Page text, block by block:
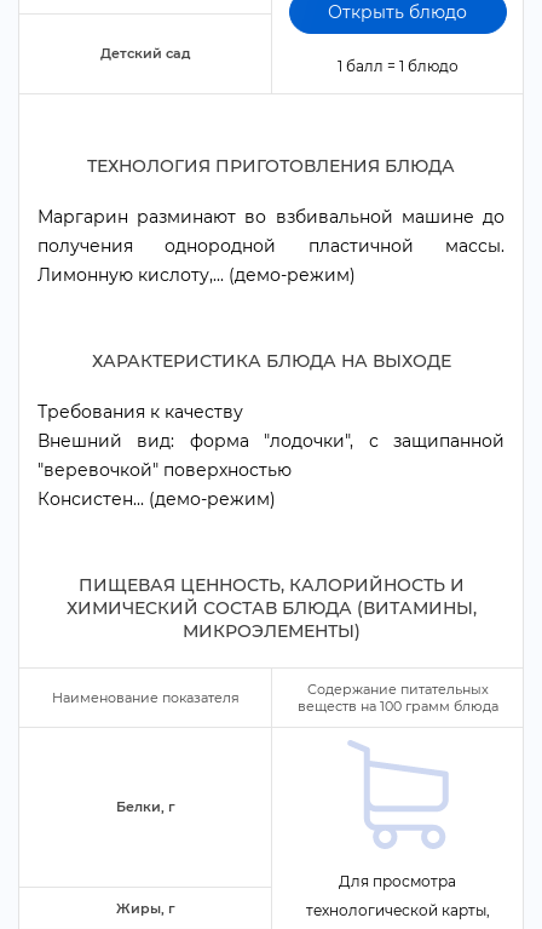
Открыть блюдо
1 балл = 1 блюдо
Детский сад
ТЕХНОЛОГИЯ ПРИГОТОВЛЕНИЯ БЛЮДА
Маргарин разминают во взбивальной машине до
получения однородной пластичной массы.
Лимонную кислоту,... (демо-режим)
ХАРАКТЕРИСТИКА БЛЮДА НА ВЫХОДЕ
Требования к качеству
нешний вид: форма "лодочки", с защипанной
"веревочкой" поверхностью
Консистен... (демо-режим)
ПИЩЕВАЯ ЦЕННОСТЬ, КАЛОРИЙНОСТЬ И
ХИМИЧЕСКИЙ СОСТАВ БЛЮДА (ВИТАМИНЫ,
МИКРОЭЛЕМЕНТЫ)
Наименование показателя
Содержание питательных
еществ на 100рамм блюда
Белки,
Для просмотра
технологической карты,
Жиры,